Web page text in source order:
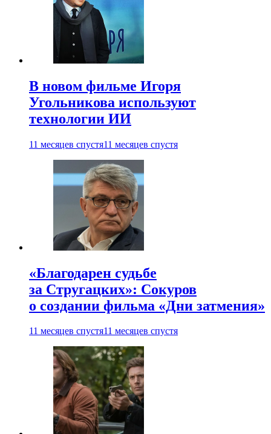
В новом фильме Игоря
Угольникова используют
технологии ИИ
11 месяцев спустя11 месяцев спустя
«Благодарен судьбе
за Стругацких»: Сокуров
о создании фильма «Дни затмения»
11 месяцев спустя11 месяцев спустя